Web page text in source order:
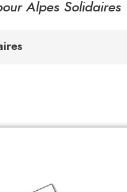
Alpes Solidaires